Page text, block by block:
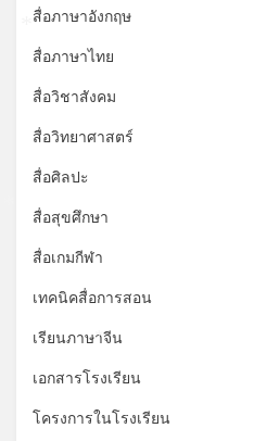
สื่อภาษาอังกฤษ
สื่อภาษาไทย
สื่อวิชาสังคม
สื่อวิทยาศาสตร์
สื่อศิลปะ
สื่อสุขศึกษา
สื่อเกมกีฬา
เทคนิคสื่อการสอน
เรียนภาษาจีน
เอกสารโรงเรียน
โครงการในโรงเรียน
*